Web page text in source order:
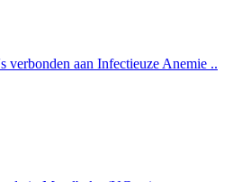
verbonden aan Infectieuze Anemie ..